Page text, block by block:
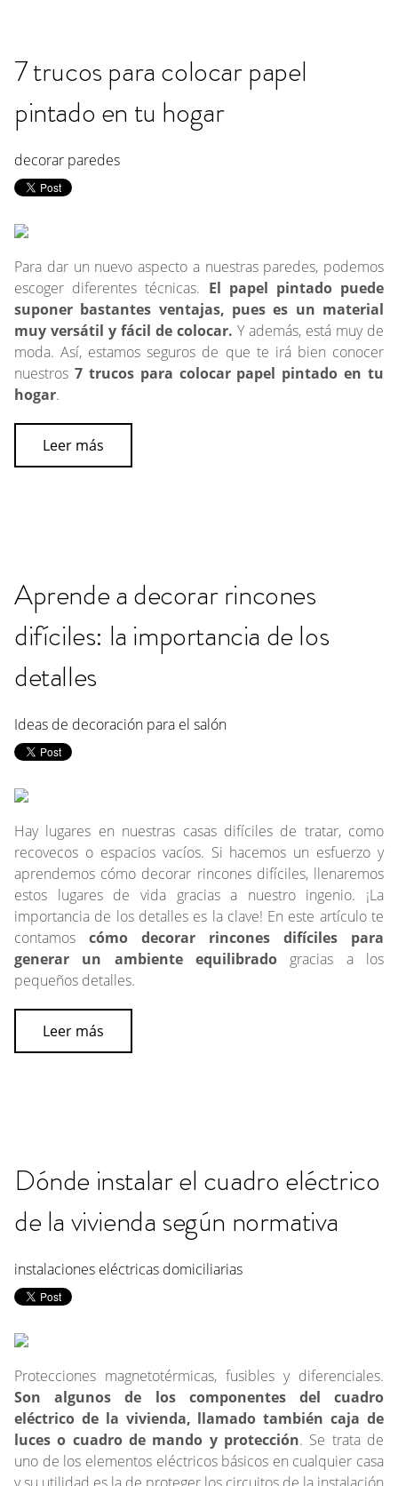
7 trucos para colocar papel
pintado en tu hogar
decorar paredes
Para dar un nuevo aspecto a nuestras paredes, podemos
escoger diferentes técnicas. El papel pintado puede
suponer bastantes ventajas, pues es un material
muy versátil y fácil de colocar. Y además, está muy de
moda. Así, estamos seguros de que te irá bien conocer
nuestros 7 trucos para colocar papel pintado en tu
hogar.
Leer más
Aprende a decorar rincones
difíciles: la importancia de los
detalles
Ideas de decoración para el salón
Hay lugares en nuestras casas difíciles de tratar, como
recovecos o espacios vacíos. Si hacemos un esfuerzo y
aprendemos cómo decorar rincones difíciles, llenaremos
estos lugares de vida gracias a nuestro ingenio. ¡La
importancia de los detalles es la clave! En este artículo te
contamos cómo decorar rincones difíciles para
generar un ambiente equilibrado gracias a los
pequeños detalles.
Leer más
Dónde instalar el cuadro eléctrico
de la vivienda según normativa
instalaciones eléctricas domiciliarias
Protecciones magnetotérmicas, fusibles y diferenciales.
Son algunos de los componentes del cuadro
eléctrico de la vivienda, llamado también caja de
luces o cuadro de mando y protección. Se trata de
uno de los elementos eléctricos básicos en cualquier casa